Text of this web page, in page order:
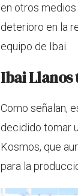
en otros
deterioro en la
equipo de Ibai.
Ibai Llanos
Como señalan,
decidido tomar
Kosmos, que
para la